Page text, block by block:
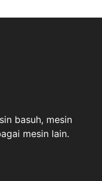
basuh, mesin
mesin lain.